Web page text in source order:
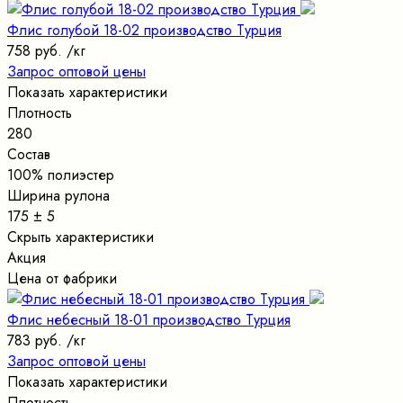
Флис голубой 18-02 производство Турция
758 руб. /кг
Запрос оптовой цены
Показать характеристики
Плотность
280
Состав
100% полиэстер
Ширина рулона
175 ± 5
Скрыть характеристики
Акция
Цена от фабрики
Флис небесный 18-01 производство Турция
783 руб. /кг
Запрос оптовой цены
Показать характеристики